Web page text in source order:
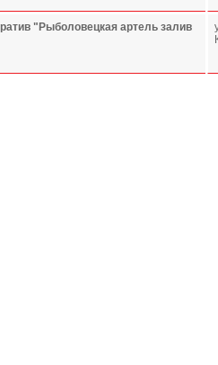
"Рыболовецкая артель залив